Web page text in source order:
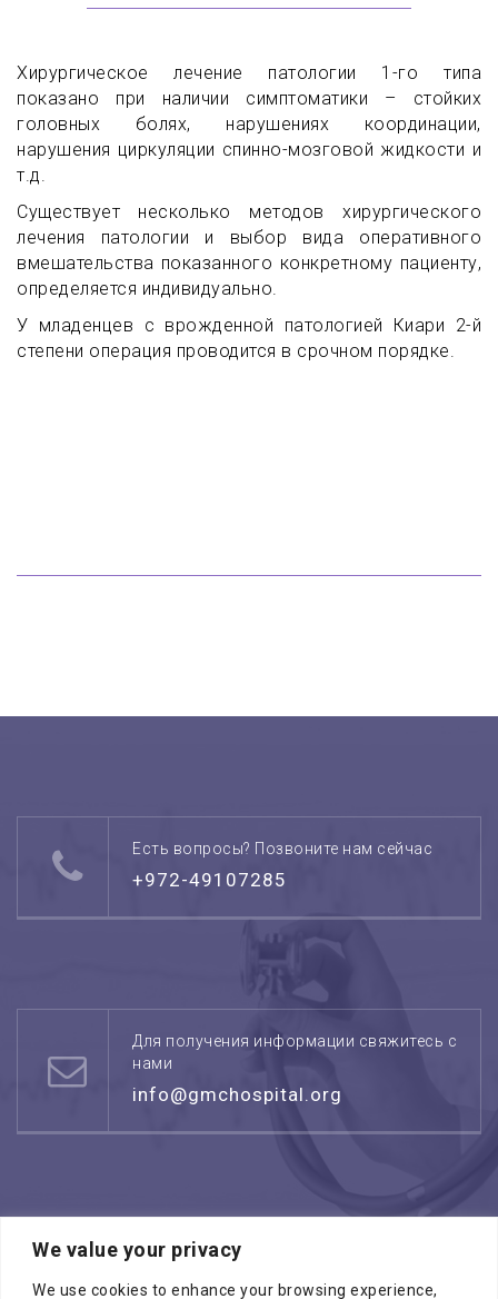
We value your privacy
We use cookies to enhance your browsing experience,
Хирургическое лечение патологии 1-го типа
показано при наличии симптоматики – стойких
головных болях, нарушениях координации,
нарушения циркуляции спинно-мозговой жидкости и
т.д.
Существует несколько методов хирургического
лечения патологии и выбор вида оперативного
вмешательства показанного конкретному пациенту,
определяется индивидуально.
У младенцев с врожденной патологией Киари 2-й
степени операция проводится в срочном порядке.
Есть вопросы? Позвоните нам сейчас
+972-49107285
Для получения информации свяжитесь с
нами
info@gmchospital.org
Режим работы: воскресенье -четверг
08:00 - 17:00